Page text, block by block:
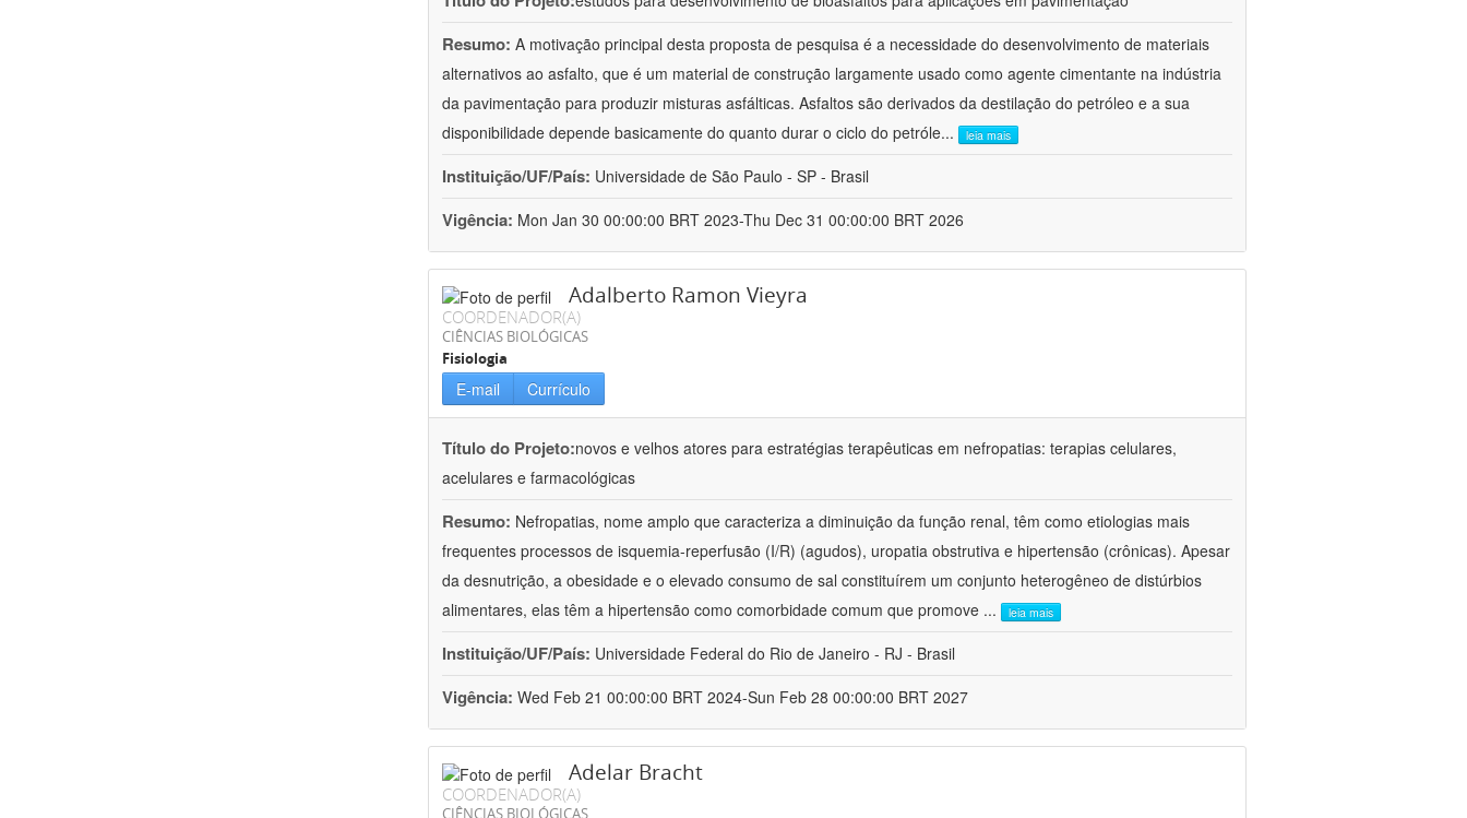
Resumo: A motivação principal desta proposta de pesquisa é a necessidade do desenvolvimento de materiais
alternativos ao asfalto, que é um material de construção largamente usado como agente cimentante na indústria
da pavimentação para produzir misturas asfálticas. Asfaltos são derivados da destilação do petróleo e a sua
disponibilidade depende basicamente do quanto durar o ciclo do petróle... leia mais
Instituição/UF/País: Universidade de São Paulo - SP - Brasil
Vigência: Mon Jan 30 00:00:00 BRT 2023-Thu Dec 31 00:00:00 BRT 2026
Adalberto Ramon Vieyra
COORDENADOR(A)
CIÊNCIAS BIOLÓGICAS
Fisiologia
E-mail Currículo
Título do Projeto:novos e velhos atores para estratégias terapêuticas em nefropatias: terapias celulares,
acelulares e farmacológicas
Resumo: Nefropatias, nome amplo que caracteriza a diminuição da função renal, têm como etiologias mais
frequentes processos de isquemia-reperfusão (I/R) (agudos), uropatia obstrutiva e hipertensão (crônicas). Apesar
da desnutrição, a obesidade e o elevado consumo de sal constituírem um conjunto heterogêneo de distúrbios
alimentares, elas têm a hipertensão como comorbidade comum que promove ... leia mais
Instituição/UF/País: Universidade Federal do Rio de Janeiro - RJ - Brasil
Vigência: Wed Feb 21 00:00:00 BRT 2024-Sun Feb 28 00:00:00 BRT 2027
Adelar Bracht
COORDENADOR(A)
CIÊNCIAS BIOLÓGICAS